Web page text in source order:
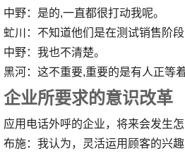
中野：是的,一直都很打动我呢。
虻川：不知道他们是在测试销售阶
中野：我也不清楚。
黑河：这不重要,重要的是有人正等
企业所要求的意识改革
应用电话外呼的企业，将来会发生怎
布施：我认为，灵活运用顾客的兴